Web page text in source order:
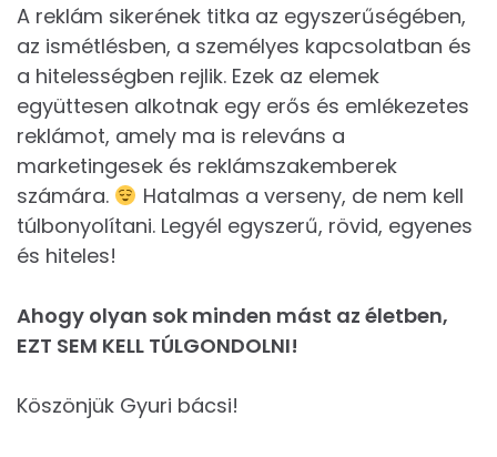
A reklám sikerének titka az egyszerűségében,
az ismétlésben, a személyes kapcsolatban és
a hitelességben rejlik. Ezek az elemek
együttesen alkotnak egy erős és emlékezetes
reklámot, amely ma is releváns a
marketingesek és reklámszakemberek
számára.
Hatalmas a verseny, de nem kell
túlbonyolítani. Legyél egyszerű, rövid, egyenes
és hiteles!
Ahogy olyan sok minden mást az életben,
EZT SEM KELL TÚLGONDOLNI!
Köszönjük Gyuri bácsi!